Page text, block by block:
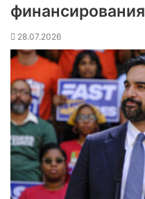
финансирования
28.07.2026